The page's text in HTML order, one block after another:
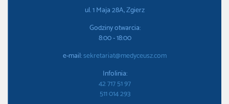
ul. 1 Maja 28A, Zgierz
Godziny otwarcia:
8:00 - 18:00
e-mail:sekretariat@medyceusz.com
Infolinia:
42 717 51 97
511 014 293